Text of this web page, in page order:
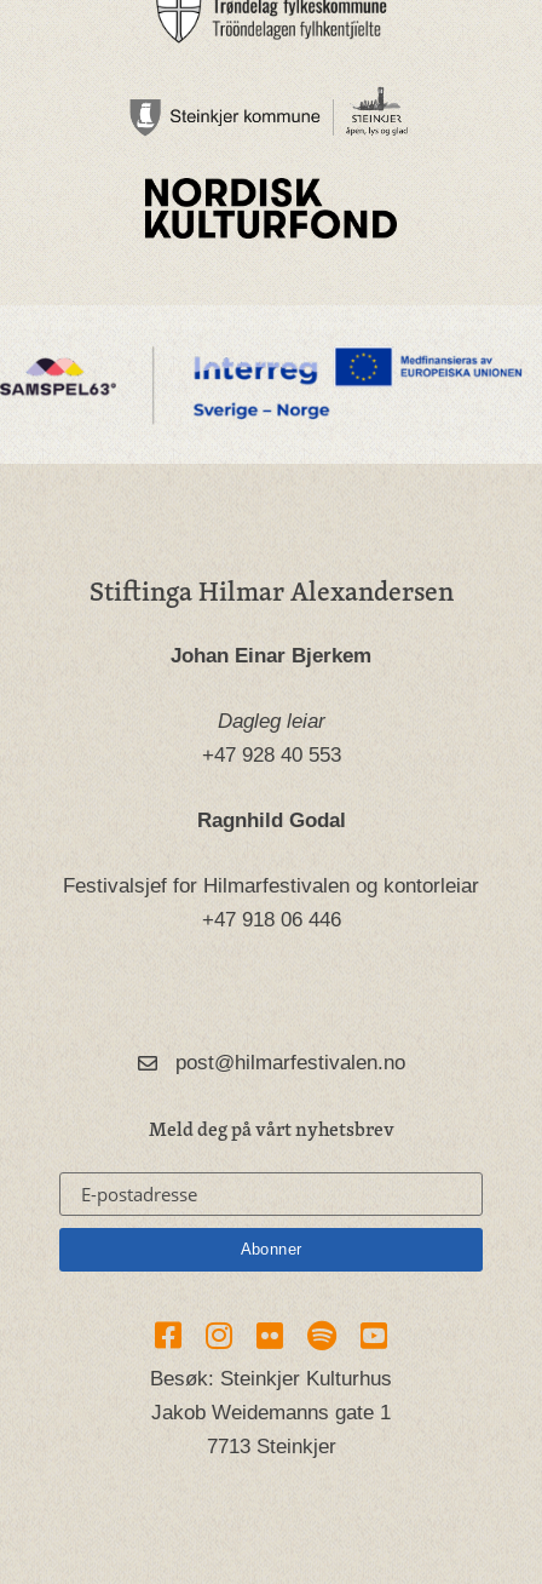
Stiftinga Hilmar Alexandersen
Johan Einar Bjerkem
Dagleg leiar
+47 928 40 553
Ragnhild Godal
Festivalsjef for Hilmarfestivalen og kontorleiar
+47 918 06 446
post@hilmarfestivalen.no
Meld deg på vårt nyhetsbrev
Besøk: Steinkjer Kulturhus
Jakob Weidemanns gate 1
7713 Steinkjer